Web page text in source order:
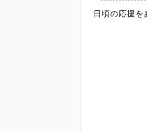
日頃の応援を